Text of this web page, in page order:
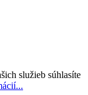
služieb súhlasíte